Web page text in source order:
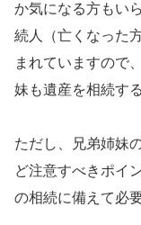
か気になる方もい
続人（亡くなった
まれていますので
妹も遺産を相続す
ただし、兄弟姉妹
ど注意すべきポイ
の相続に備えて必